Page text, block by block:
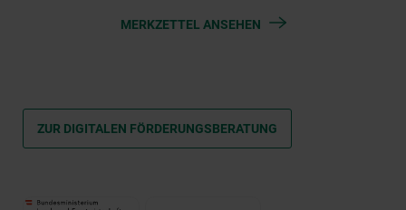
MERKZETTEL ANSEHEN
ZUR DIGITALEN FÖRDERUNGSBERATUNG